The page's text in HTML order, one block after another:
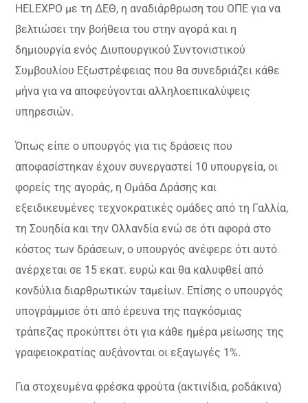
HELEΧΡΟ με τη ΔΕΘ, η αναδιάρθρωση του ΟΠΕ για να
βελτιώσει την βοήθεια του στην αγορά και η
δημιουργία ενός Διυπουργικού Συντονιστικού
Συμβουλίου Εξωστρέφειας που θα συνεδριάζει κάθε
μήνα για να αποφεύγονται αλληλοεπικαλύψεις
υπηρεσιών.
Όπως είπε ο υπουργός για τις δράσεις που
αποφασίστηκαν έχουν συνεργαστεί 10 υπουργεία, οι
φορείς της αγοράς, η Ομάδα Δράσης και
εξειδικευμένες τεχνοκρατικές ομάδες από τη Γαλλία,
τη Σουηδία και την Ολλανδία ενώ σε ότι αφορά στο
κόστος των δράσεων, ο υπουργός ανέφερε ότι αυτό
ανέρχεται σε 15 εκατ. ευρώ και θα καλυφθεί από
κονδύλια διαρθρωτικών ταμείων. Επίσης ο υπουργός
υπογράμμισε ότι από έρευνα της παγκόσμιας
τράπεζας προκύπτει ότι για κάθε ημέρα μείωσης της
γραφειοκρατίας αυξάνονται οι εξαγωγές 1%.
Για στοχευμένα φρέσκα φρούτα (ακτινίδια, ροδάκινα)